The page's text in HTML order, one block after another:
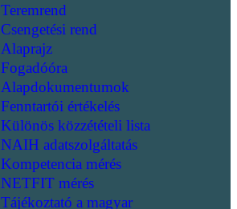
Teremrend
Csengetési rend
Alaprajz
Fogadóóra
Alapdokumentumok
Fenntartói értékelés
Különös közzétételi lista
NAIH adatszolgáltatás
Kompetencia mérés
NETFIT mérés
Tájékoztató a magyar